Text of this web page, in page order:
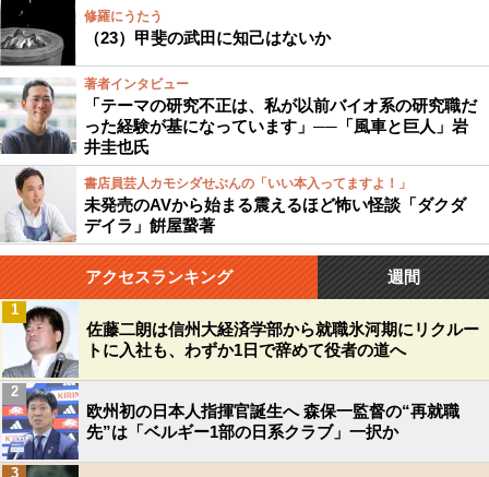
修羅にうたう
（23）甲斐の武田に知己はないか
著者インタビュー
「テーマの研究不正は、私が以前バイオ系の研究職だ
った経験が基になっています」──「風車と巨人」岩
井圭也氏
書店員芸人カモシダせぶんの「いい本入ってますよ！」
未発売のAVから始まる震えるほど怖い怪談「ダクダ
デイラ」餠屋䖸著
アクセスランキング 週間
佐藤二朗は信州大経済学部から就職氷河期にリクルー
トに入社も、わずか1日で辞めて役者の道へ
1
欧州初の日本人指揮官誕生へ 森保一監督の“再就職
先”は「ベルギー1部の日系クラブ」一択か
2
3